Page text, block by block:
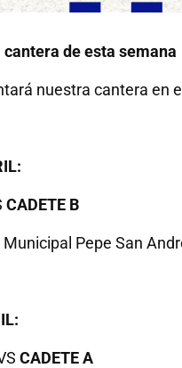
de esta semana
nuestra cantera en
CADETE B
Pepe San
CADETE A